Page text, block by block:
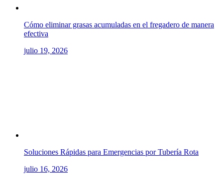
Cómo eliminar grasas acumuladas en el fregadero de manera
efectiva
julio 19, 2026
Soluciones Rápidas para Emergencias por Tubería Rota
julio 16, 2026